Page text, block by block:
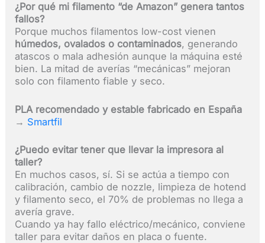
¿Por qué mi filamento “de Amazon” genera tantos
fallos?
Porque muchos filamentos low-cost vienen
húmedos, ovalados o contaminados, generando
atascos o mala adhesión aunque la máquina esté
bien. La mitad de averías “mecánicas” mejoran
solo con filamento fiable y seco.
PLA recomendado y estable fabricado en España
→ Smartfil
¿Puedo evitar tener que llevar la impresora al
taller?
En muchos casos, sí. Si se actúa a tiempo con
calibración, cambio de nozzle, limpieza de hotend
y filamento seco, el 70% de problemas no llega a
avería grave.
Cuando ya hay fallo eléctrico/mecánico, conviene
taller para evitar daños en placa o fuente.